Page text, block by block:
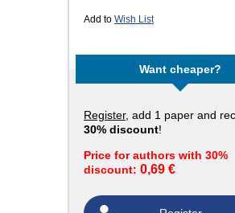
Add to Wish List
Want cheaper?
Register, add 1 paper and
30% discount!
Price for authors with 30%
discount: 0,69 €